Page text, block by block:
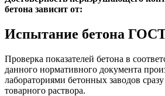
бетона зависит от:
Испытание бетона ГОСТ
Проверка показателей бетона в
данного нормативного документа
лабораториями бетонных заводов
товарного раствора.